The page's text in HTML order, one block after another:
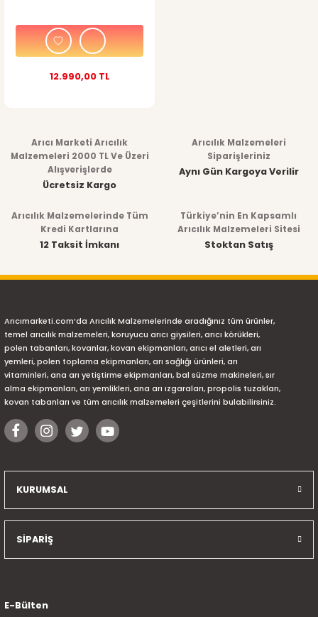
12.990,00 TL
Arıcı Marketi Arıcılık
Malzemeleri 2000 TL Ve Üzeri
Alışverişlerde
Ücretsiz Kargo
Arıcılık Malzemeleri
Siparişleriniz
Aynı Gün Kargoya Verilir
Arıcılık Malzemelerinde Tüm
Kredi Kartlarına
12 Taksit İmkanı
Türkiye’nin En Kapsamlı
Arıcılık Malzemeleri Sitesi
Stoktan Satış
Arıcımarketi.com’da Arıcılık Malzemelerinde aradığınız tüm ürünler,
temel arıcılık malzemeleri, koruyucu arıcı giysileri, arıcı körükleri,
polen tabanları, kovanlar, kovan ekipmanları, arıcı el aletleri, arı
yemleri, polen toplama ekipmanları, arı sağlığı ürünleri, arı
vitaminleri, ana arı yetiştirme ekipmanları, bal süzme makineleri, sır
alma ekipmanları, arı yemlikleri, ana arı ızgaraları, propolis tuzakları,
kovan tabanları ve tüm arıcılık malzemeleri çeşitlerini bulabilirsiniz.
KURUMSAL
SİPARİŞ
E-Bülten